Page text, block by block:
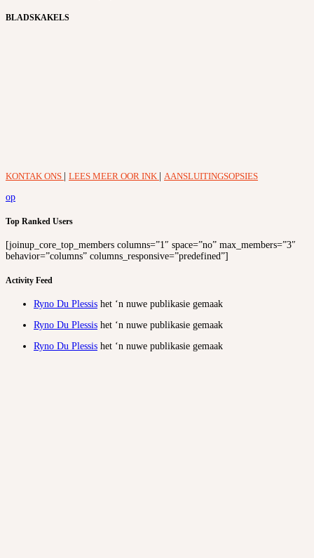
BLADSKAKELS
KONTAK ONS LEES MEER OOR INK
AANSLUITINGSOPSIES
op
Top Ranked Users
[joinup_core_top_members columns=”1″ space=”no” max_members=”3″
behavior=”columns” columns_responsive=”predefined”]
Activity Feed
Ryno Du Plessis het ‘n nuwe publikasie gemaak
Ryno Du Plessis het ‘n nuwe publikasie gemaak
Ryno Du Plessis het ‘n nuwe publikasie gemaak